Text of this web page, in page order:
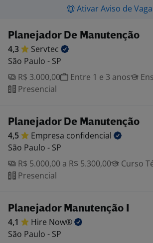
Ativar Aviso de
Planejador De Manutenção
4,3
Servtec
São Paulo - SP
R$ 3.000,00
Entre 1 e 3 anos
Presencial
Planejador De Manutenção
4,5 Empresa confidencial
São Paulo - SP
R$ 5.000,00 a R$ 5.300,00
Curso
Presencial
Planejador Manutenção I
4,1 Hire Now®
São Paulo - SP